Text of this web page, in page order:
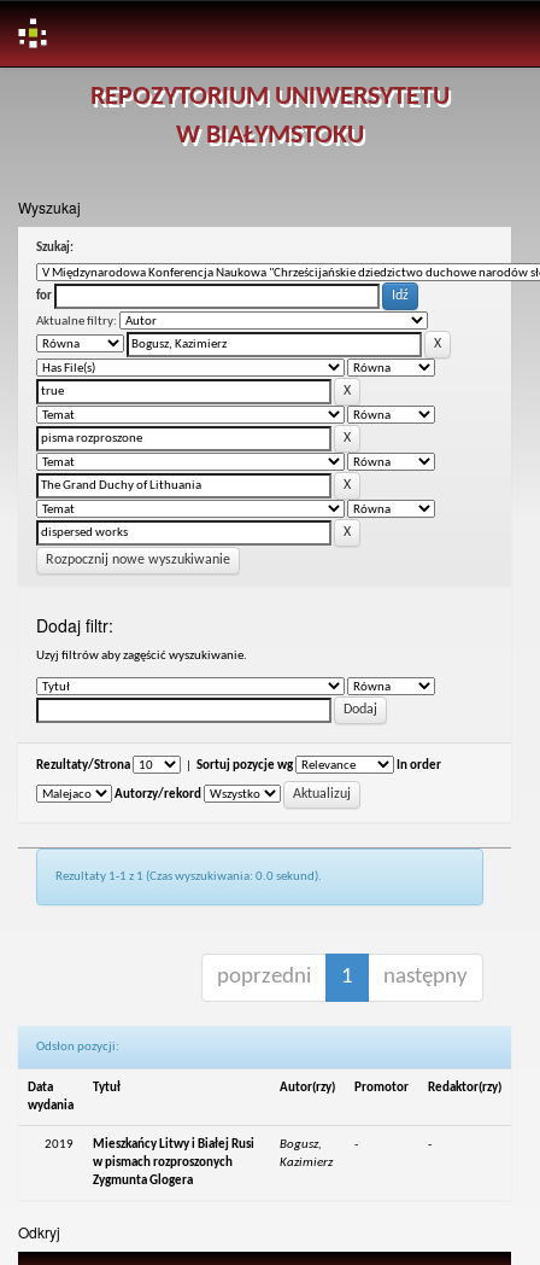
REPOZYTORIUM UNIWERSYTETU
W BIAŁYMSTOKU
Wyszukaj
Szukaj:
for
Aktualne filtry:
Rozpocznij nowe wyszukiwanie
Dodaj filtr:
Uzyj filtrów aby zagęścić wyszukiwanie.
Rezultaty/Strona Sortuj pozycje wg In order
Autorzy/rekord
Rezultaty 1-1 z 1 (Czas wyszukiwania: 0.0 sekund).
poprzedni 1 następny
Odsłon pozycji:
Data
wydania
Tytuł Autor(rzy) Promotor Redaktor(rzy)
2019
Mieszkańcy Litwy i Białej Rusi
w pismach rozproszonych
Zygmunta Glogera
Bogusz,
Kazimierz
- -
Odkryj